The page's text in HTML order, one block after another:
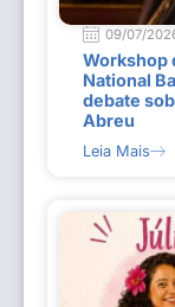
09/07/
Workshop
National
debate
Abreu
Leia Mais